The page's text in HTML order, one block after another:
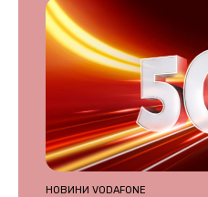
НОВИНИ VODAFONE